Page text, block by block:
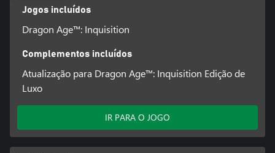
Jogos incluídos
Dragon Age™: Inquisition
Complementos incluídos
Atualização para Dragon Age™: Inquisition Edição de
Luxo
IR PARA O JOGO